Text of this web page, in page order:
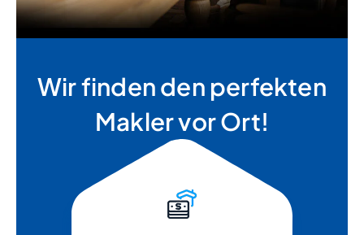
Wir finden den perfekten
Makler vor Ort!